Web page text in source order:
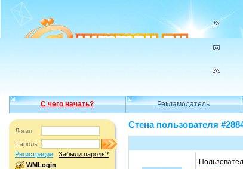
С чего начать? Рекламодатель
Логин:
Пароль:
Регистрация
Забыли пароль?
WMLogin
Стена пользователя